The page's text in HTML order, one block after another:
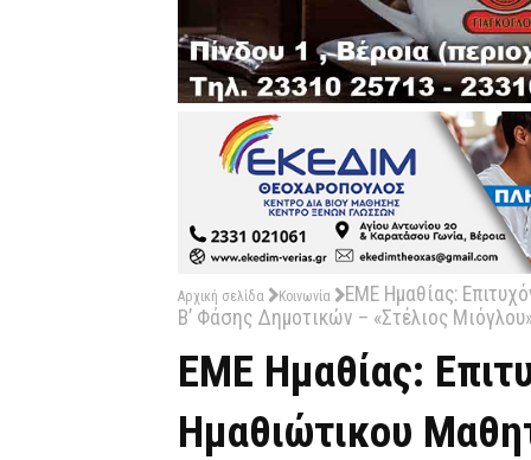
Αρχική σελίδα Κοινωνία
ΕΜΕ Ημαθίας:
Β’ Φάσης Δημοτικών – «Στέλιος
ΕΜΕ Ημαθίας:
Ημαθιώτικου